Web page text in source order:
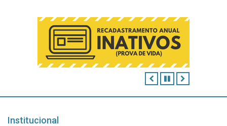
ANTERIOR
PAUSAR
Institucional